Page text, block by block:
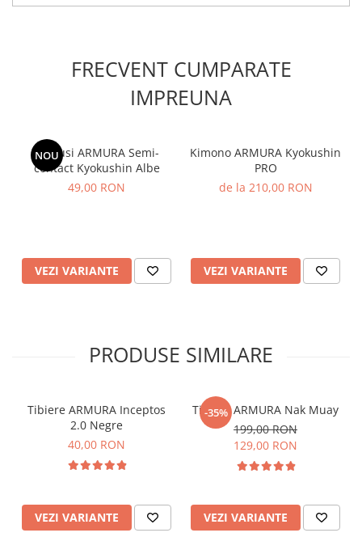
FRECVENT CUMPARATE
IMPREUNA
NOU
Manusi ARMURA Semi-
contact Kyokushin Albe
49,00 RON
VEZI VARIANTE
Kimono ARMURA Kyokushin
PRO
de la 210,00 RON
VEZI VARIANTE
PRODUSE SIMILARE
Tibiere ARMURA Inceptos
2.0 Negre
40,00 RON
VEZI VARIANTE
-35%
Tibiere ARMURA Nak Muay
199,00 RON
129,00 RON
VEZI VARIANTE